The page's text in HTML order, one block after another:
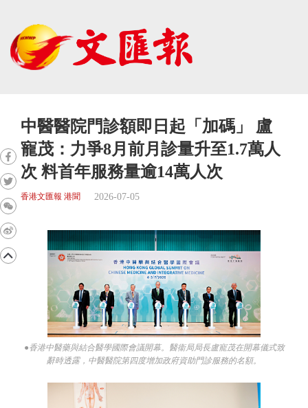
中醫醫院門診額即日起「加碼」 盧
寵茂：力爭8月前月診量升至1.7萬人
次 料首年服務量逾14萬人次
香港文匯報 港聞 2026-07-05
●香港中醫藥與結合醫學國際會議開幕。醫衞局局長盧寵茂在開幕儀式致
辭時透露，中醫醫院第四度增加政府資助門診服務的名額。